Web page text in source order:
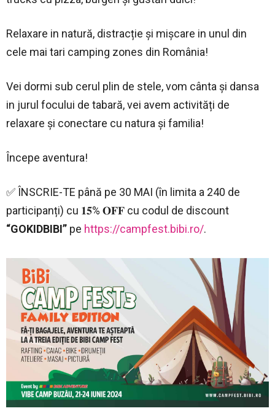
Relaxare in natură, distracție și mișcare in unul din
cele mai tari camping zones din România!
Vei dormi sub cerul plin de stele, vom cânta și dansa
in jurul focului de tabară, vei avem activități de
relaxare și conectare cu natura și familia!
Începe aventura!
✅ ÎNSCRIE-TE până pe 30 MAI (în limita a 240 de
participanți) cu 𝟏𝟓% 𝐎𝐅𝐅 cu codul de discount
“GOKIDBIBI” pe https://campfest.bibi.ro/.